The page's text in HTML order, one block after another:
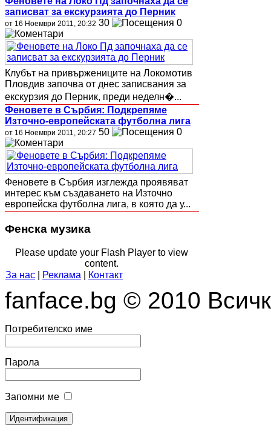
записват за екскурзията до Перник
от 16 Ноември 2011, 20:32 30 0
Клубът на привържениците на Локомотив
Пловдив започва от днес записвания за
екскурзия до Перник, преди неделн�...
Феновете в Сърбия: Подкрепяме
Източно-европейската футболна лига
от 16 Ноември 2011, 20:27 50 0
Феновете в Сърбия изглежда проявяват
интерес към създаването на Източно
европейска футболна лига, в която да у...
Фенска музика
Please update your Flash Player to view
content.
За нас
Реклама Контакт
fanface.bg © 2010
Потребителско име
Парола
Запомни ме